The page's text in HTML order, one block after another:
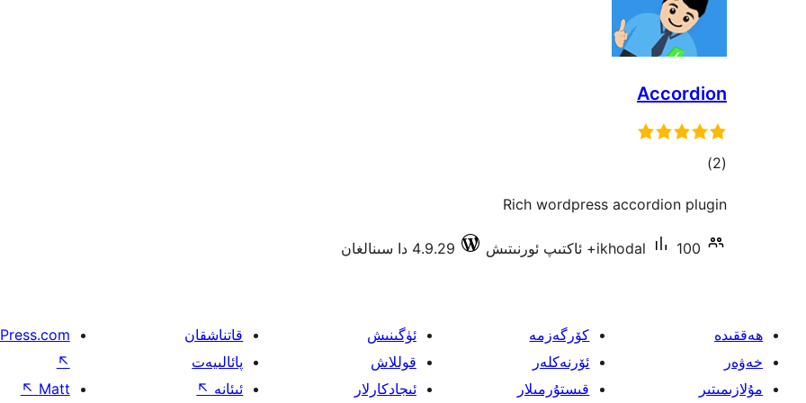
Accordion
(2 ئومۇمىي)
Rich wordpress accordion plugin
ikhodal 100+ ئاكتىپ ئورنىتىش 4.9.29 دا سىنالغان
ھەققىدە
خەۋەر
مۇلازىمىتىر
كۆرگەزمە
ئۆرنەكلەر
قىستۇرمىلار
ئۈگىنىش
قوللاش
ئىجادكارلار
قاتناشقان
پائالىيەت
ئىئانە ↖
↖
Matt
↖